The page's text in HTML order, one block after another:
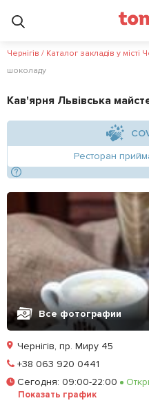
Чернігів / Каталог закладів у місті
шоколаду
Кав'ярня Львівська
Ресторан
Все фотографии
Чернігів, пр. Миру 45
+38 063 920 0441
Сегодня: 09:00-22:00
Показать график